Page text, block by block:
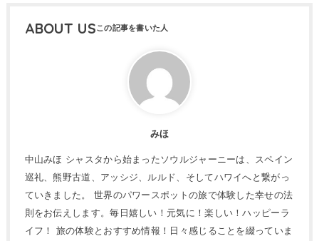
ABOUT US
みほ
中山みほ シャスタから始まったソウルジャーニーは、スペイン
巡礼、熊野古道、アッシジ、ルルド、そしてハワイへと繋がっ
ていきました。 世界のパワースポットの旅で体験した幸せの法
則をお伝えします。毎日嬉しい！元気に！楽しい！ハッピーラ
イフ！ 旅の体験とおすすめ情報！日々感じることを綴っていま